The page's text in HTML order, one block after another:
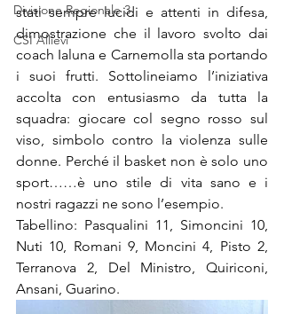
Divisione Regionale 3
CSI Allievi
stati sempre lucidi e attenti in difesa,
dimostrazione che il lavoro svolto dai
coach Ialuna e Carnemolla sta portando
i suoi frutti. Sottolineiamo l’iniziativa
accolta con entusiasmo da tutta la
squadra: giocare col segno rosso sul
viso, simbolo contro la violenza sulle
donne. Perché il basket non è solo uno
sport……è uno stile di vita sano e i
nostri ragazzi ne sono l’esempio.
Tabellino: Pasqualini 11, Simoncini 10,
Nuti 10, Romani 9, Moncini 4, Pisto 2,
Terranova 2, Del Ministro, Quiriconi,
Ansani, Guarino.